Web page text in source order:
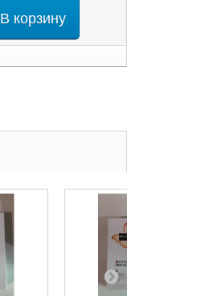
В корзину